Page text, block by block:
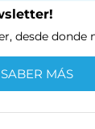
desde donde
SABER MÁS